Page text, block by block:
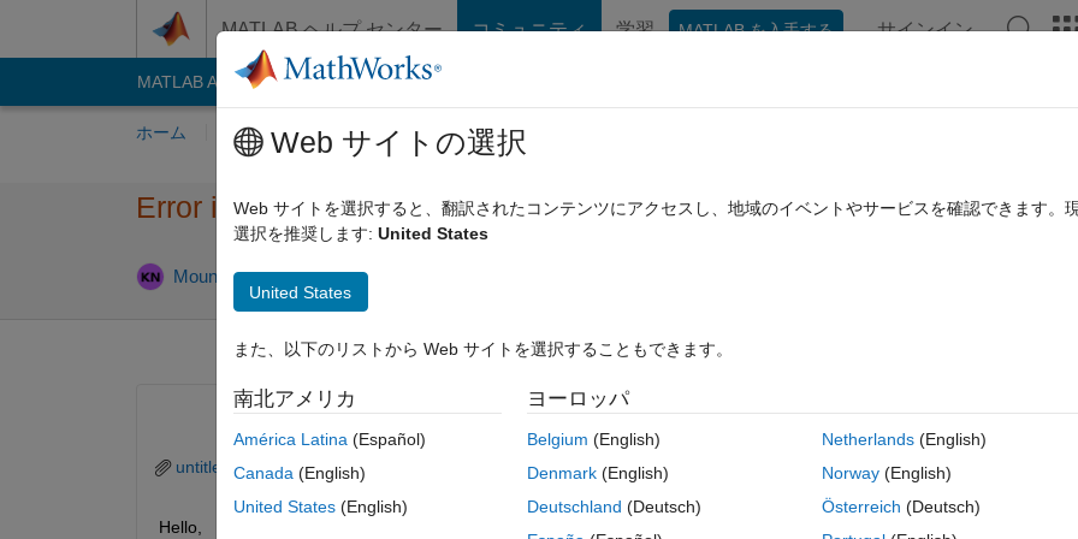
MATLAB ヘルプ センター コミュニティ 学習 MATLAB を入手する サインイン
MATLAB Answers File Exchange
ホーム 質問する 回答 閲覧 MATLAB に関する FAQ
Error in port widths or dimensions
Mounira 2023 12 月 28
0 投票
untitled.slx
Hello,
Web サイトの選択
Web サイトを選択すると、翻訳されたコンテンツにアクセスし、地域のイベントやサービスを確認できます。
選択を推奨します: United States
United States
また、以下のリストから Web サイトを選択することもできます。
南北アメリカ
América Latina (Español)
Canada (English)
United States (English)
ヨーロッパ
Belgium (English)
Denmark (English)
Deutschland (Deutsch)
Netherlands(English)
Norway(English)
Österreich (Deutsch)